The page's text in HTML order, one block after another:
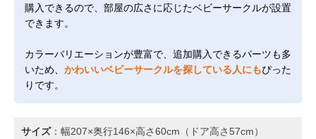
購入できるので、部屋の広さに応じたベビーサークルが設置
できます。
カラーバリエーションが豊富で、追加購入できるパーツも多
いため、 かわいいベビーサークルを探している人にもぴった
りです。
サイズ：幅207×奥行146×高さ60cm（ドア高さ57cm）